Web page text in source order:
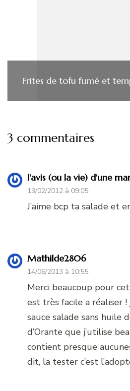
Frites de tofu fumé et
3 commentaires
l'avis (ou la vie) d'une
13/02/2012 à 09:05
J’aime bcp ta salade et
Mathilde2806
14/06/2013 à 10:55
Merci beaucoup pour
est très facile a réaliser !
sauce salade sans huile
d’Orante que j’utilise
contient presque
dit, la tester c’est